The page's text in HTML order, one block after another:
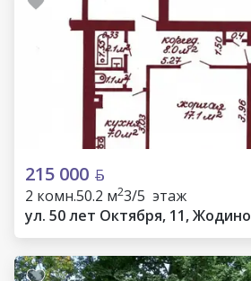
215 000
2 комн.50.2 м23/5 этаж
ул. 50 лет Октября, 11, Жодино